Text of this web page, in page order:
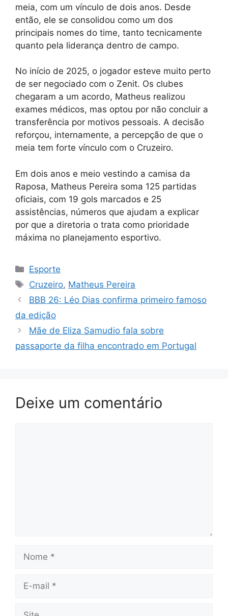
meia, com um vínculo de dois anos. Desde
então, ele se consolidou como um dos
principais nomes do time, tanto tecnicamente
quanto pela liderança dentro de campo.
No início de 2025, o jogador esteve muito perto
de ser negociado com o Zenit. Os clubes
chegaram a um acordo, Matheus realizou
exames médicos, mas optou por não concluir a
transferência por motivos pessoais. A decisão
reforçou, internamente, a percepção de que o
meia tem forte vínculo com o Cruzeiro.
Em dois anos e meio vestindo a camisa da
Raposa, Matheus Pereira soma 125 partidas
oficiais, com 19 gols marcados e 25
assistências, números que ajudam a explicar
por que a diretoria o trata como prioridade
máxima no planejamento esportivo.
Categorias
Esporte
Tags
Cruzeiro, Matheus Pereira
BBB 26: Léo Dias confirma primeiro famoso
da edição
Mãe de Eliza Samudio fala sobre
passaporte da filha encontrado em Portugal
Deixe um comentário
mail